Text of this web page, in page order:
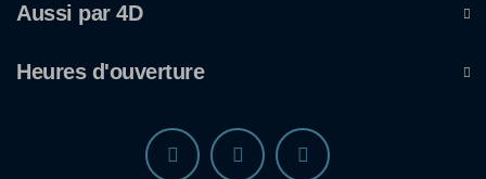
Aussi par 4D
Heures d'ouverture